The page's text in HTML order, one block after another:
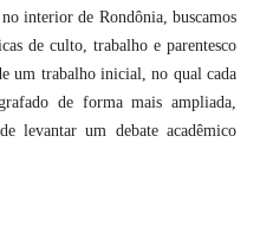
interior de Rondônia, buscamos
de culto, trabalho e parentesco
um trabalho inicial, no qual cada
de forma mais ampliada,
levantar um debate acadêmico